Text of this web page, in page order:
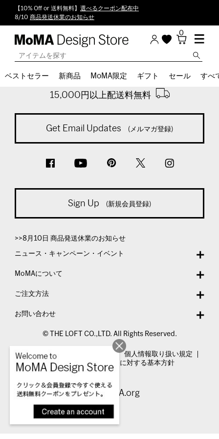
【10% Off or 送料無料】 選べるクーポン配布中
8/10 商品発送休業のお知らせ
0
ベストセラー 新商品 MoMA限定 ギフト セール すべ
Back To Top
※通常商品税込計算時
15,000円以上配送料無料
Get Email Updates (メルマガ登録)
Sign Up (新規会員登録)
>>8月10日 商品発送休業のお知らせ
ニュース・キャンペーン・イベント
MoMAについて
ご注文方法
お問い合わせ
© THE LOFT CO.,LTD. All Rights Reserved.
特定商取引法表示
個人情報取り扱い規定
カスタマーハラスメントに対する基本方針
Visit MoMA.org